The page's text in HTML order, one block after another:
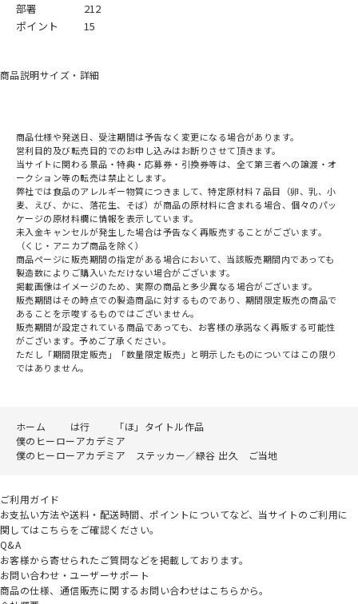
部署
212
ポイント
15
商品説明サイズ・詳細
商品仕様や発送日、受注期間は予告なく変更になる場合があります。
営利目的及び転売目的でのお申し込みはお断りさせて頂きます。
当サイトに関わる景品・特典・応募券・引換券等は、全て第三者への譲渡・オ
ークション等の転売は禁止とします。
弊社では食品のアレルギー物質につきまして、特定原材料７品目（卵、乳、小
麦、えび、かに、落花生、そば）が商品の原材料に含まれる場合、個々のパッ
ケージの原材料欄に情報を表示しています。
未入金キャンセルが発生した場合は予告なく再販売することがございます。
（くじ・アニカプ商品を除く）
商品ページに販売期間の指定がある場合において、当該販売期間内であっても
製造数によりご購入いただけない場合がございます。
掲載画像はイメージのため、実際の商品と多少異なる場合がございます。
販売期間はその時点での製造商品に対するものであり、期間限定販売の商品で
あることを示唆するものではございません。
販売期間が設定されている商品であっても、お客様の承諾なく再販する可能性
がございます。予めご了承ください。
ただし「期間限定販売」「数量限定販売」と明示したものについてはこの限り
ではありません。
ホーム は行
「ほ」タイトル作品
僕のヒーローアカデミア
僕のヒーローアカデミア ステッカー／緑谷 出久 ご当地
ご利用ガイド
お支払い方法や送料・配送時間、ポイントについてなど、当サイトのご利用に
関してはこちらをご確認ください。
Q&A
お客様から寄せられたご質問などを掲載しております。
お問い合わせ・ユーザーサポート
商品の仕様、通信販売に関するお問い合わせはこちらから。